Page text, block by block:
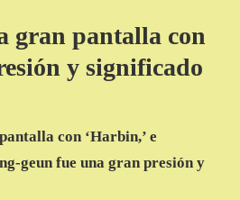
gran pantalla con
y significado
con ‘Harbin,’ e
geun fue una gran presión y